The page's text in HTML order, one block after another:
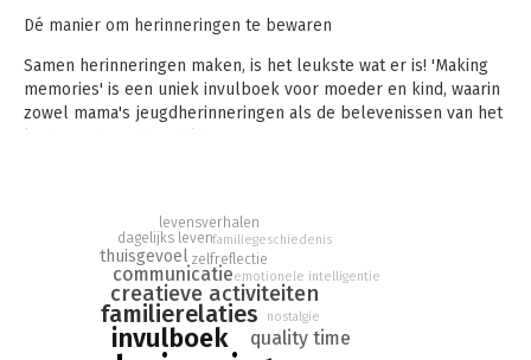
Dé manier om herinneringen te bewaren
Samen herinneringen maken, is het leukste wat er is! 'Making
memories' is een uniek invulboek voor moeder en kind, waarin
zowel mama's jeugdherinneringen als de belevenissen van het
meer over elkaar te weten komen. De inhoud van het boek, en
alles wat zij samen opschrijven, maakt aan het lachen, brengt
waardevolle gesprekken op gang en zorgt vooral voor
heerlijke qualitytime met zijn tweeën. Ook is er veel ruimte om
foto's in te plakken, te kleuren en te tekenen. En vergeet niet,
dit invulboek hoeft natuurlijk niet in één keer te worden
invulboek
familierelaties
creatieve activiteiten
communicatie
quality time
thuisgevoel
dagelijks leven
levensverhalen
zelfreflectie
emotionele intelligentie
nostalgie
familiegeschiedenis